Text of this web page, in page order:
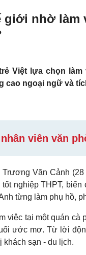
giới nhờ làm
Việt lựa chọn
cao ngoại ngữ và
viên văn
Trương Văn Cảnh
tốt nghiệp THPT,
từng làm phụ hồ,
việc tại một quán cà
ước mơ. Từ lời
khách sạn - du lịch.